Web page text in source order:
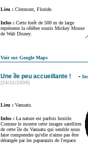
Lieu : Clermont, Floride.
Infos : Cette forêt de 500 m de large
représente la célèbre souris Mickey Mouse
de Walt Disney.
Voir sur Google Maps
Une île peu accueillante ! -
[24/11/2006]
Lieu : Vanuatu.
Infos : La nature est parfois hostile.
Comme le montre cette images satellites
de cette île du Vanuatu qui semble nous
faire comprendre qu'elle n'aime pas être
dérangée par les paparazzis de l'espace.